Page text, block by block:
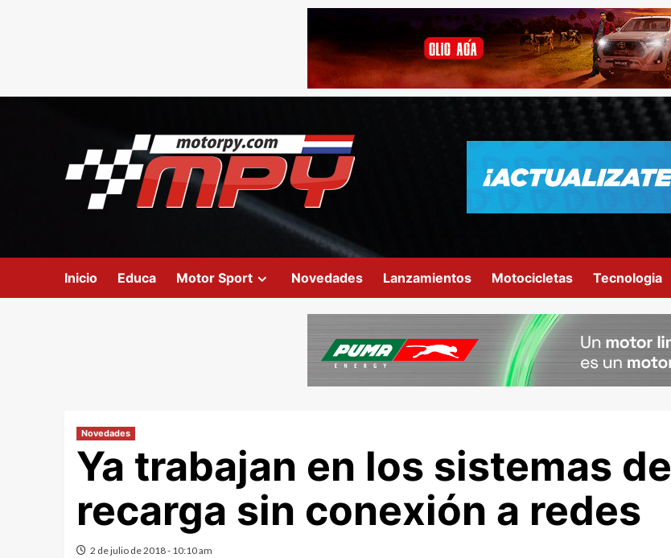
Inicio Educa Motor Sport Novedades Lanzamientos Motocicletas Tecnologia
Novedades
Ya trabajan en los sistemas de
recarga sin conexión a redes
2 de julio de 2018 - 10:10 am